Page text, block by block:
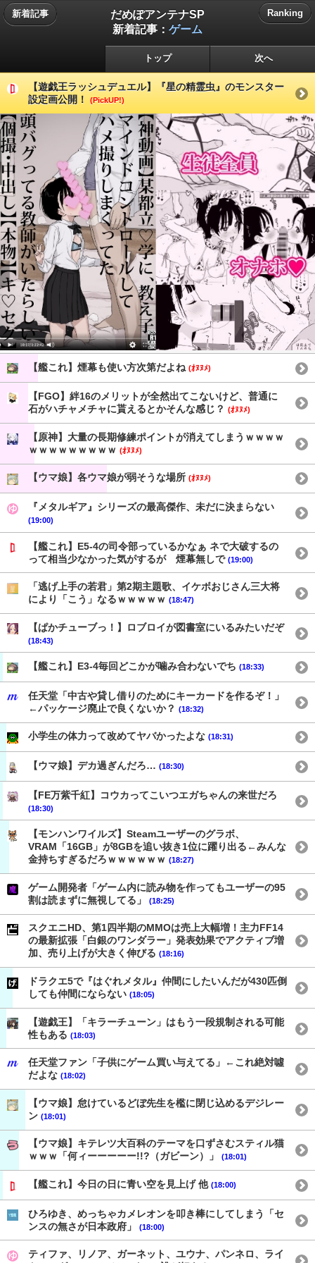
新着記事
だめぽアンテナSP
新着記事： ゲーム
Ranking
トップ 次へ
【遊戯王ラッシュデュエル】『星の精霊虫』のモンスター
設定画公開！
(PickUP!)
【艦これ】煙幕も使い方次第だよね (ｵﾇﾇﾒ)
【FGO】絆16のメリットが全然出てこないけど、普通に
石がハチャメチャに貰えるとかそんな感じ？ (ｵﾇﾇﾒ)
【原神】大量の長期修練ポイントが消えてしまうｗｗｗｗ
ｗｗｗｗｗｗｗｗｗ (ｵﾇﾇﾒ)
【ウマ娘】各ウマ娘が弱そうな場所 (ｵﾇﾇﾒ)
『メタルギア』シリーズの最高傑作、未だに決まらない
(19:00)
【艦これ】E5-4の司令部っているかなぁ ネで大破するの
って相当少なかった気がするが 煙幕無しで (19:00)
「逃げ上手の若君」第2期主題歌、イケボおじさん三大将
により「こう」なるｗｗｗｗｗ (18:47)
【ぱかチューブっ！】ロブロイが図書室にいるみたいだぞ
(18:43)
【艦これ】E3-4毎回どこかが噛み合わないでち (18:33)
任天堂「中古や貸し借りのためにキーカードを作るぞ！」
←パッケージ廃止で良くないか？ (18:32)
小学生の体力って改めてヤバかったよな (18:31)
【ウマ娘】デカ過ぎんだろ… (18:30)
【FE万紫千紅】コウカってこいつエガちゃんの来世だろ
(18:30)
【モンハンワイルズ】Steamユーザーのグラボ、
VRAM「16GB」が8GBを追い抜き1位に躍り出る←みんな
金持ちすぎるだろｗｗｗｗｗｗ (18:27)
ゲーム開発者「ゲーム内に読み物を作ってもユーザーの95
割は読まずに無視してる」
(18:25)
スクエニHD、第1四半期のMMOは売上大幅増！主力FF14
の最新拡張「白銀のワンダラー」発表効果でアクティブ増
加、売り上げが大きく伸びる (18:16)
ドラクエ5で『はぐれメタル』仲間にしたいんだが430匹倒
しても仲間にならない (18:05)
【遊戯王】「キラーチューン」はもう一段規制される可能
性もある (18:03)
任天堂ファン「子供にゲーム買い与えてる」←これ絶対噓
だよな (18:02)
【ウマ娘】怠けているどぼ先生を檻に閉じ込めるデジレー
ン (18:01)
【ウマ娘】キテレツ大百科のテーマを口ずさむスティル猫
ｗｗｗ「何ィーーーーー!!?（ガビーン）」
(18:01)
【艦これ】今日の日に青い空を見上げ 他 (18:00)
ひろゆき、めっちゃカメレオンを叩き棒にしてしまう「セ
ンスの無さが日本政府」
(18:00)
ティファ、リノア、ガーネット、ユウナ、パンネロ、ライ